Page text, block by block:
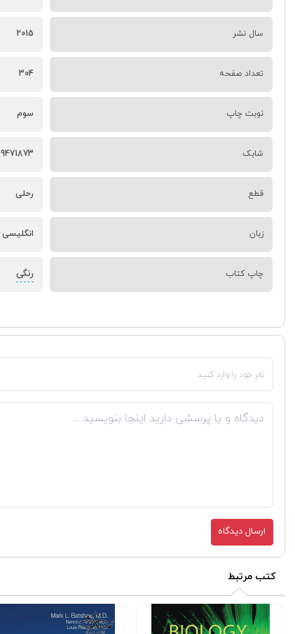
سال نشر 2015
تعداد صفحه 304
نوبت چاپ سوم
شابک
قطع رحلی
زبان انگلیسی
چاپ کتاب رنگی
ارسال دیدگاه
کتب مرتبط